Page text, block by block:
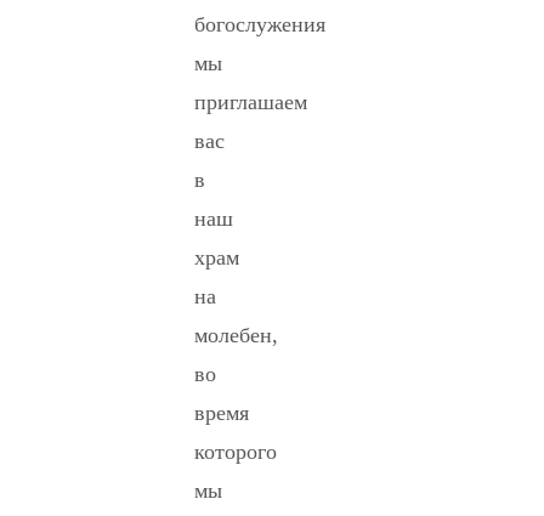
богослужения
мы
приглашаем
вас
в
наш
храм
на
молебен,
во
время
которого
мы